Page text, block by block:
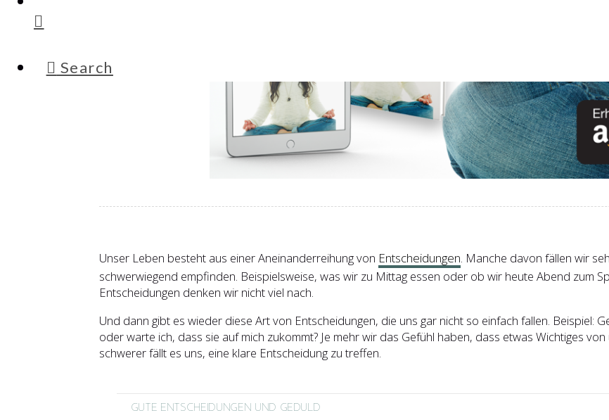
Search
Unser Leben besteht aus einer Aneinanderreihung von Entscheidungen. Manche davon fällen wir
schwerwiegend empfinden. Beispielsweise, was wir zu Mittag essen oder ob wir heute Abend zum
Entscheidungen denken wir nicht viel nach.
Und dann gibt es wieder diese Art von Entscheidungen, die uns gar nicht so einfach fallen. Beispiel:
oder warte ich, dass sie auf mich zukommt? Je mehr wir das Gefühl haben, dass etwas Wichtiges
schwerer fällt es uns, eine klare Entscheidung zu treffen.
GUTE ENTSCHEIDUNGEN UND GEDULD